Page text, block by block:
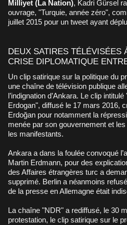
Milliyet (La Nation), Kadri Gürsel
ouvrage, "Turquie, année zéro",
juillet 2015 pour un tweet ayant
DEUX SATIRES TÉLÉVISÉES
CRISE DIPLOMATIQUE
Un clip satirique sur la politique du président turc, diffusé par
une chaîne de télévision publique
l’indignation d’Ankara. Le clip
Erdogan", diffusé le 17 mars 2016,
Erdoğan pour notamment la
menée par son gouvernement et
les manifestants.
Ankara a dans la foulée convoqué
Martin Erdmann, pour des
des Affaires étrangères turc a
supprimé. Berlin a néanmoins
de la presse en Allemagne était
La chaîne "NDR" a rediffusé, le 30
protestation, le clip satirique sur le